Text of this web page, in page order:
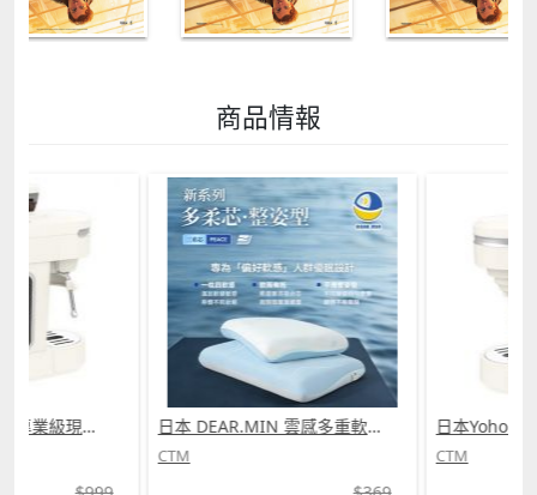
商品情報
日本Yohome 迷你專業級現磨鮮萃奶泡3合1半自動家庭意式咖啡機 (需訂貨) 日本 DEAR.MIN 雲感多重軟芯柔托緩壓Peace柔眠枕 (需訂貨)
CTM CTM